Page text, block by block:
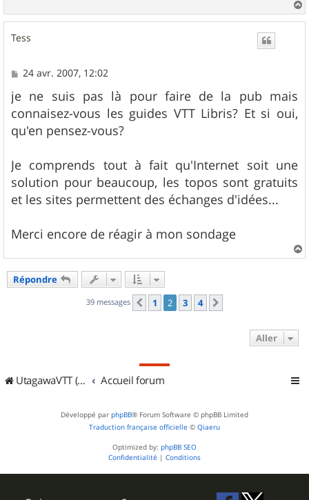
a
Tess
M
s
s
a
g
e
24 avr. 2007, 12:02
je ne suis pas là pour faire de la pub mais
connaisez-vous les guides VTT Libris? Et si oui,
qu'en pensez-vous?
Je comprends tout à fait qu'Internet soit une
solution pour beaucoup, les topos sont gratuits
et les sites permettent des échanges d'idées...
Merci encore de réagir à mon sondage
a
Répondre
39 messages Précédent
1 2 3 4
Aller
UtagawaVTT (Randos VTT et VTTAE avec traces GPS) Accueil forum
Développé par phpBB® Forum Software © phpBB Limited
Traduction française officielle © Qiaeru
Optimized by: phpBB SEO
Confidentialité | Conditions